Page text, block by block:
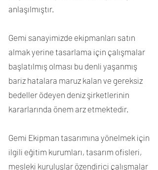
anlaşılmıştır.
Gemi sanayimizde ekipmanları satın
almak yerine tasarlama için çalışmalar
başlatılmış olması bu denli yaşanmış
bariz hatalara maruz kalan ve gereksiz
bedeller ödeyen deniz şirketlerinin
kararlarında önem arz etmektedir.
Gemi Ekipman tasarımına yönelmek için
ilgili eğitim kurumları, tasarım ofisleri,
mesleki kuruluşlar özendirici çalışmalar